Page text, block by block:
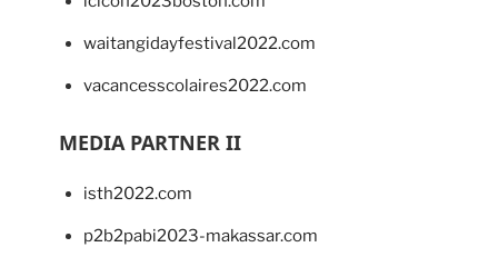
waitangidayfestival2022.com
vacancesscolaires2022.com
MEDIA PARTNER II
isth2022.com
p2b2pabi2023-makassar.com